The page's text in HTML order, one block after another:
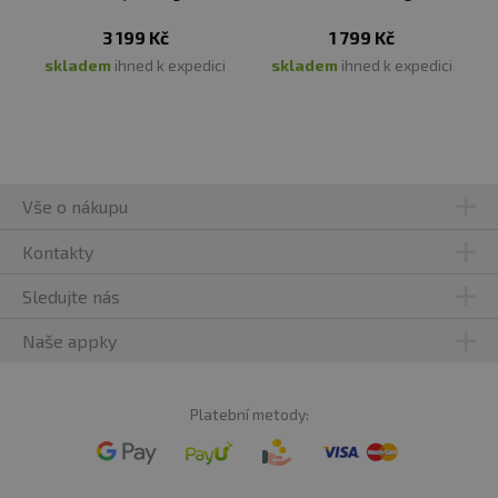
Upozornění:Potravina vhodná pro sportovce, se
sladidly.Určeno pro zvláštní výživu. Není určeno pro
popisu zboží nahoře v záložce "Nutriční hodnoty"
3 199 Kč
skladem ihned k expedici
1 799 Kč
skladem ihned k expedici
Vše o nákupu
Kontakty
Sledujte nás
Naše appky
Platební metody: